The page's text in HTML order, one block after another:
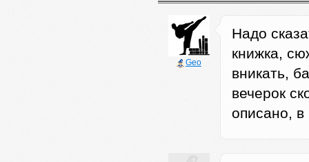
Geo
Надо
книжка,
вникать,
вечерок
описано,